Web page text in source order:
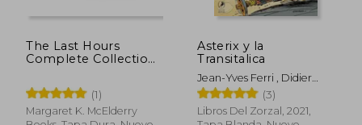
45% 45%
The Last Hours
Complete Collection
Gold; Chain of Iron;
Chain of Thorns (en
Inglés)
(1)
Margaret K. McElderry
Asterix y la
Transitalica
Jean-Yves Ferri , Didier
Conrad
(3)
Libros Del Zorzal, 2021,